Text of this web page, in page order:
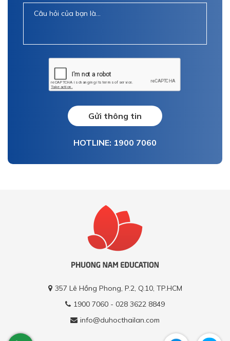
Gửi thông tin
HOTLINE: 1900 7060
357 Lê Hồng Phong, P.2, Q.10, TP.HCM
1900 7060 - 028 3622 8849
info@duhocthailan.com